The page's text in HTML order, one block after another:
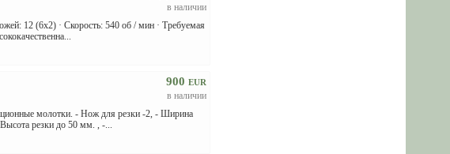
в наличии
12 (6x2) · Скорость: 540 об / мин · Требуемая
900 EUR
в наличии
молотки. - Нож для резки -2, - Ширина
резки до 50 мм. , -...